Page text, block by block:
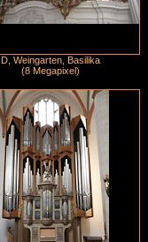
D, Weingarten, Basilika
(8 Megapixel)